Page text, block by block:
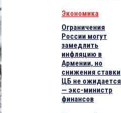
Экономика
Ограничения
России могут
замедлить
инфляцию в
Армении, но
снижения ставки
ЦБ не ожидается
— экс-министр
финансов